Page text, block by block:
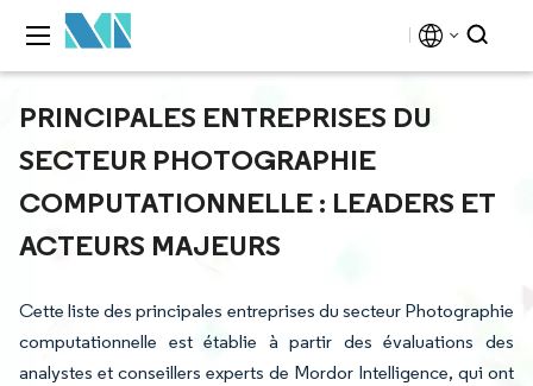
PRINCIPALES ENTREPRISES DU
SECTEUR PHOTOGRAPHIE
COMPUTATIONNELLE : LEADERS ET
ACTEURS MAJEURS
Cette liste des principales entreprises du secteur Photographie
computationnelle est établie à partir des évaluations des
analystes et conseillers experts de Mordor Intelligence, qui ont